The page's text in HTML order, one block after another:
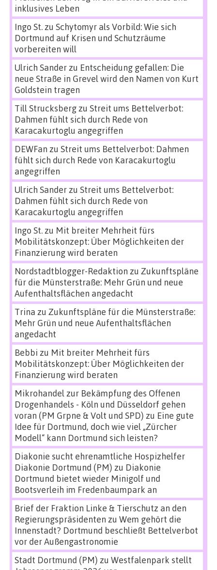
inklusives Leben
Ingo St.zu Schytomyr als Vorbild: Wie sich
Dortmund auf Krisen und Schutzräume
vorbereiten will
Ulrich Sanderzu Entscheidung gefallen: Die
neue Straße in Grevel wird den Namen von Kurt
Goldstein tragen
Till Strucksbergzu Streit ums Bettelverbot:
Dahmen fühlt sich durch Rede von
Karacakurtoglu angegriffen
DEWFan zu Streit ums Bettelverbot: Dahmen
fühlt sich durch Rede von Karacakurtoglu
angegriffen
Ulrich Sanderzu Streit ums Bettelverbot:
Dahmen fühlt sich durch Rede von
Karacakurtoglu angegriffen
Ingo St.zu Mit breiter Mehrheit fürs
Mobilitätskonzept: Über Möglichkeiten der
Finanzierung wird beraten
Nordstadtblogger-Redaktion zu Zukunftspläne
für die Münsterstraße: Mehr Grün und neue
Aufenthaltsflächen angedacht
Trina zu Zukunftspläne für die Münsterstraße:
Mehr Grün und neue Aufenthaltsflächen
angedacht
Bebbi zu Mit breiter Mehrheit fürs
Mobilitätskonzept: Über Möglichkeiten der
Finanzierung wird beraten
Mikrohandel zur Bekämpfung des Offenen
Drogenhandels - Köln und Düsseldorf gehen
voran (PM Grpne & Volt und SPD) zu Eine gute
Idee für Dortmund, doch wie viel „Zürcher
Modell“ kann Dortmund sich leisten?
Diakonie sucht ehrenamtliche Hospizhelfer
Diakonie Dortmund (PM) zu Diakonie
Dortmund bietet wieder Minigolf und
Bootsverleih im Fredenbaumpark an
Brief der Fraktion Linke & Tierschutz an den
Regierungspräsidenten zu Wem gehört die
Innenstadt? Dortmund beschließt Bettelverbot
vor der Außengastronomie
Stadt Dortmund (PM) zu Westfalenpark stellt